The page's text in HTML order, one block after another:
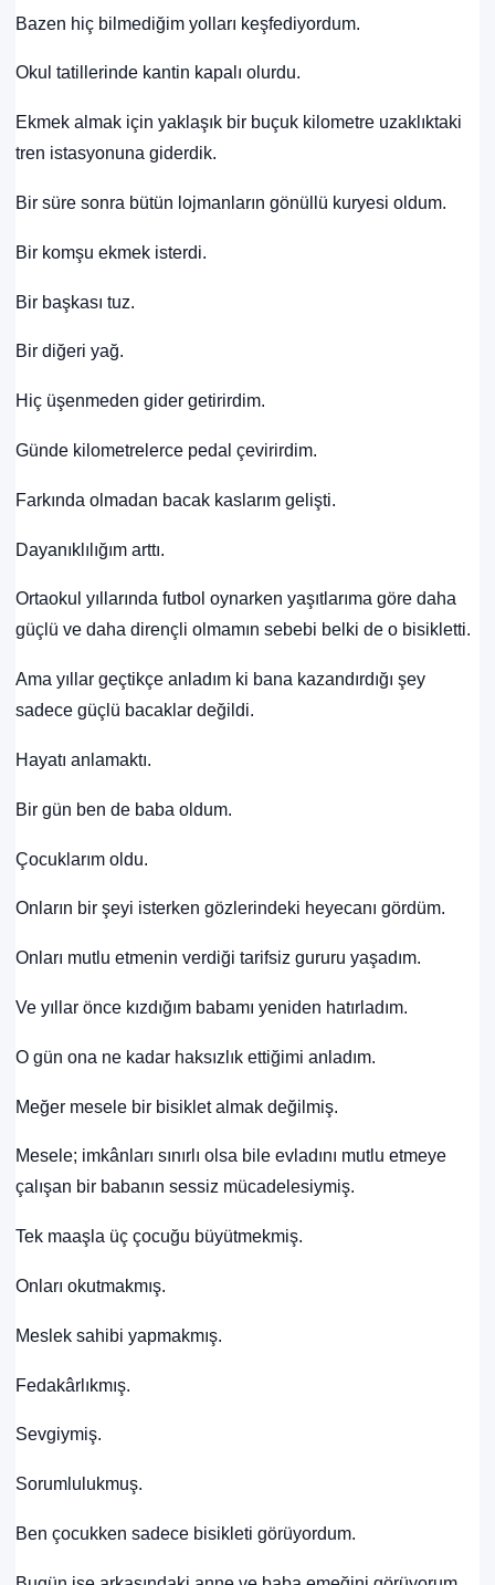
Bazen hiç bilmediğim yolları keşfediyordum.
Okul tatillerinde kantin kapalı olurdu.
Ekmek almak için yaklaşık bir buçuk kilometre uzaklıktaki
tren istasyonuna giderdik.
Bir süre sonra bütün lojmanların gönüllü kuryesi oldum.
Bir komşu ekmek isterdi.
Bir başkası tuz.
Bir diğeri yağ.
Hiç üşenmeden gider getirirdim.
Günde kilometrelerce pedal çevirirdim.
Farkında olmadan bacak kaslarım gelişti.
Dayanıklılığım arttı.
Ortaokul yıllarında futbol oynarken yaşıtlarıma göre daha
güçlü ve daha dirençli olmamın sebebi belki de o bisikletti.
Ama yıllar geçtikçe anladım ki bana kazandırdığı şey
sadece güçlü bacaklar değildi.
Hayatı anlamaktı.
Bir gün ben de baba oldum.
Çocuklarım oldu.
Onların bir şeyi isterken gözlerindeki heyecanı gördüm.
Onları mutlu etmenin verdiği tarifsiz gururu yaşadım.
Ve yıllar önce kızdığım babamı yeniden hatırladım.
O gün ona ne kadar haksızlık ettiğimi anladım.
Meğer mesele bir bisiklet almak değilmiş.
Mesele; imkânları sınırlı olsa bile evladını mutlu etmeye
çalışan bir babanın sessiz mücadelesiymiş.
Tek maaşla üç çocuğu büyütmekmiş.
Onları okutmakmış.
Meslek sahibi yapmakmış.
Fedakârlıkmış.
Sevgiymiş.
Sorumlulukmuş.
Ben çocukken sadece bisikleti görüyordum.